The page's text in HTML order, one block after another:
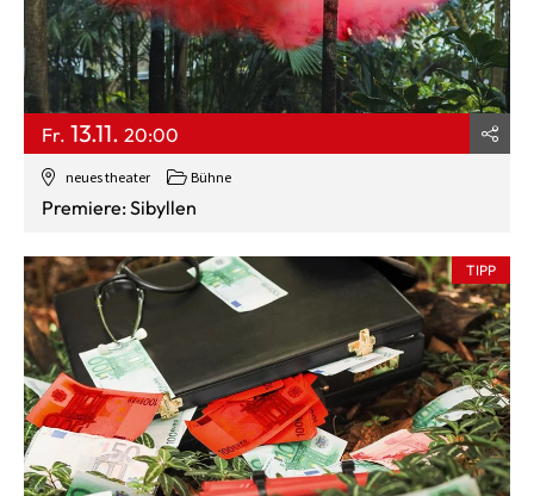
neues theater Bühne
Fr. 13.11. 20:00
Premiere: Sibyllen
TIPP